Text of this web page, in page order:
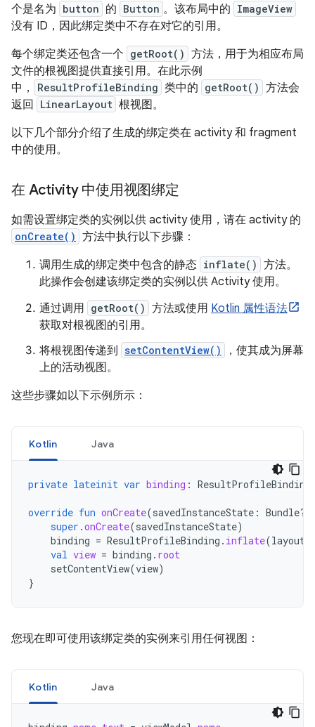
个是名为 button 的 Button 。该布局中的 ImageView
没有 ID，因此绑定类中不存在对它的引用。
每个绑定类还包含一个 getRoot() 方法，用于为相应布局
文件的根视图提供直接引用。在此示例
中，
ResultProfileBinding 类中的 getRoot() 方法会
返回
LinearLayout 根视图。
以下几个部分介绍了生成的绑定类在 activity 和 fragment
中的使用。
在 Activity 中使用视图绑定
如需设置绑定类的实例以供 activity 使用，请在 activity 的
onCreate() 方法中执行以下步骤：
调用生成的绑定类中包含的静态 inflate() 方法。
此操作会创建该绑定类的实例以供 Activity 使用。
通过调用 getRoot() 方法或使用 Kotlin 属性语法
获取对根视图的引用。
将根视图传递到 setContentView()
，使其成为屏幕
上的活动视图。
这些步骤如以下示例所示：
Kotlin Java
private lateinit var binding : ResultProfileBinding
override fun onCreate(savedInstanceState : Bundle?)
super .onCreate(savedInstanceState)
binding = ResultProfileBinding . inflate(
val view = binding . root
setContentView(view)
}
您现在即可使用该绑定类的实例来引用任何视图：
Kotlin Java